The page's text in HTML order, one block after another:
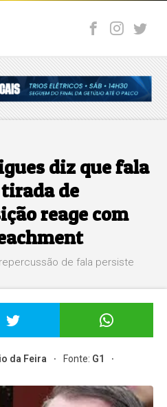
diz que fala
de
reage com
de fala persiste
da Feira Fonte: G1